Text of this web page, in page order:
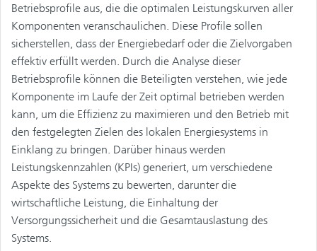
Betriebsprofile aus, die die optimalen Leistungskurven aller
Komponenten veranschaulichen. Diese Profile sollen
sicherstellen, dass der Energiebedarf oder die Zielvorgaben
effektiv erfüllt werden. Durch die Analyse dieser
Betriebsprofile können die Beteiligten verstehen, wie jede
Komponente im Laufe der Zeit optimal betrieben werden
kann, um die Effizienz zu maximieren und den Betrieb mit
den festgelegten Zielen des lokalen Energiesystems in
Einklang zu bringen. Darüber hinaus werden
Leistungskennzahlen (KPIs) generiert, um verschiedene
Aspekte des Systems zu bewerten, darunter die
wirtschaftliche Leistung, die Einhaltung der
Versorgungssicherheit und die Gesamtauslastung des
Systems.